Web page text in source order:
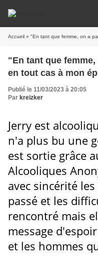
Accueil » "En tant que femme, on a pas le
"En tant que
en tout cas à mon
Publié le 11/03/2023 à 20:05
Par kreizker
Jerry est
n'a plus bu une
est sortie grâce
Alcooliques
avec sincérité
passé et les
rencontré mais
message
et les hommes